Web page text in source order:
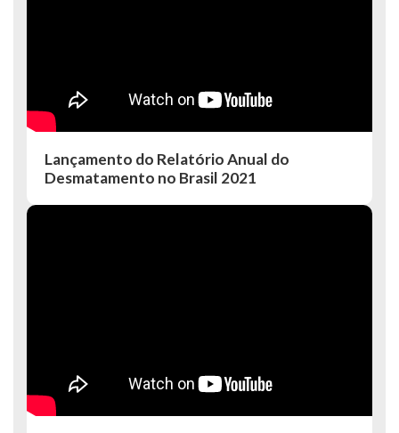
Lançamento do Relatório Anual do
Desmatamento no Brasil 2021